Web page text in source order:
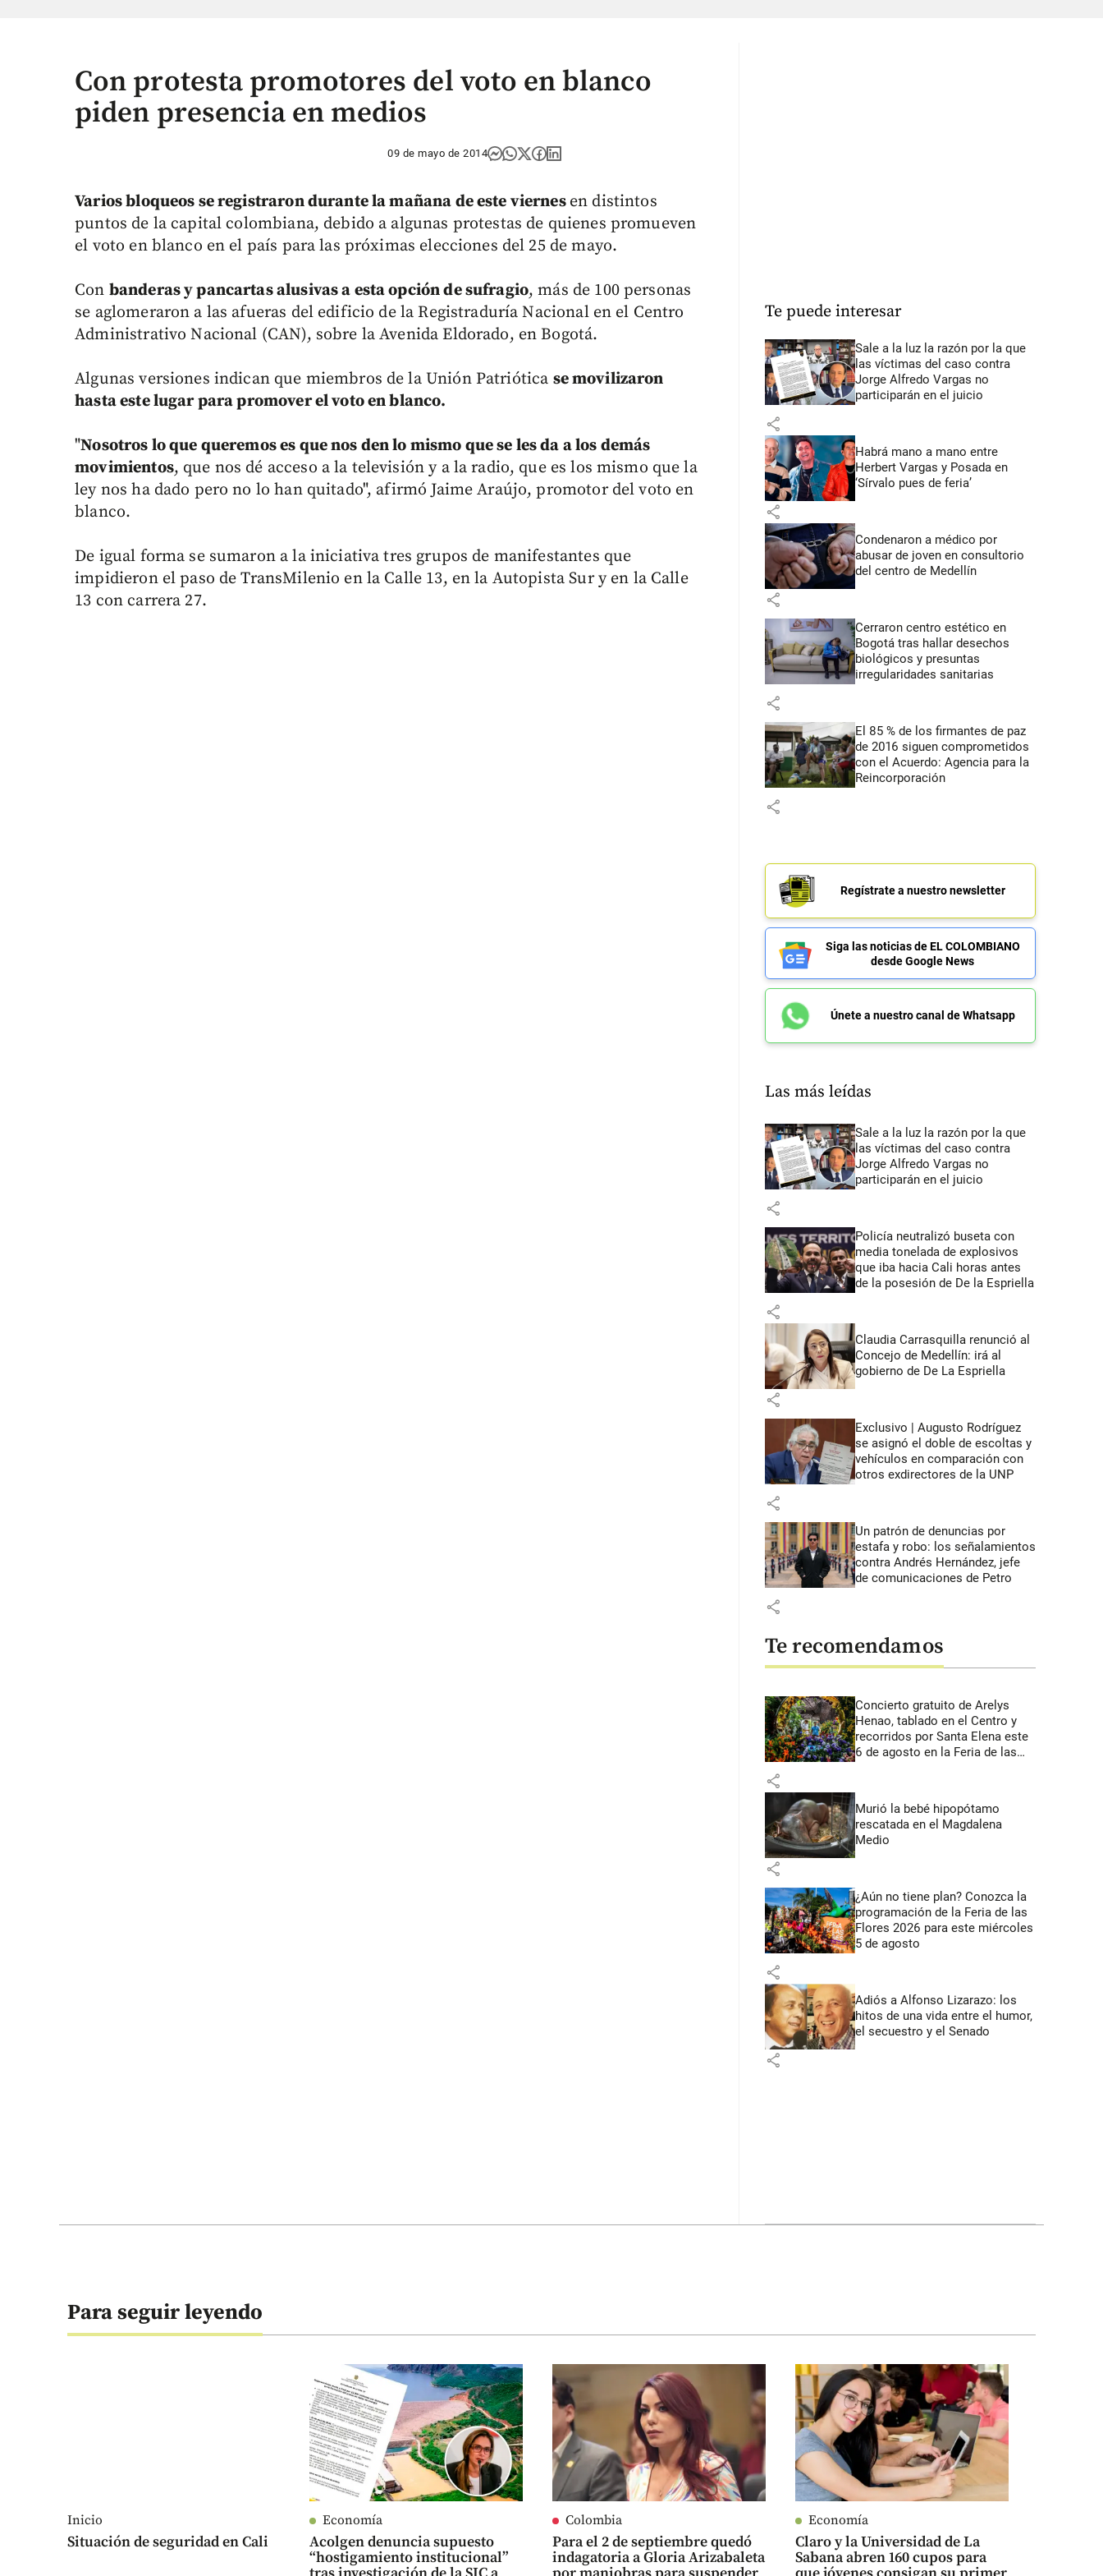
Con protesta promotores del voto en blanco
piden presencia en medios
09 de mayo de 2014
Varios bloqueos se registraron durante la mañana de este viernes en distintos
puntos de la capital colombiana, debido a algunas protestas de quienes promueven
el voto en blanco en el país para las próximas elecciones del 25 de mayo.
Con banderas y pancartas alusivas a esta opción de sufragio, más de 100 personas
se aglomeraron a las afueras del edificio de la Registraduría Nacional en el Centro
Administrativo Nacional (CAN), sobre la Avenida Eldorado, en Bogotá.
Algunas versiones indican que miembros de la Unión Patriótica se movilizaron
hasta este lugar para promover el voto en blanco.
"Nosotros lo que queremos es que nos den lo mismo que se les da a los demás
movimientos, que nos dé acceso a la televisión y a la radio, que es los mismo que la
ley nos ha dado pero no lo han quitado", afirmó Jaime Araújo, promotor del voto en
blanco.
De igual forma se sumaron a la iniciativa tres grupos de manifestantes que
impidieron el paso de TransMilenio en la Calle 13, en la Autopista Sur y en la Calle
13 con carrera 27.
Te puede interesar
Sale a la luz la razón por la que
las víctimas del caso contra
Jorge Alfredo Vargas no
participarán en el juicio
share
Habrá mano a mano entre
Herbert Vargas y Posada en
‘Sírvalo pues de feria’
share
Condenaron a médico por
abusar de joven en consultorio
del centro de Medellín
share
Cerraron centro estético en
Bogotá tras hallar desechos
biológicos y presuntas
irregularidades sanitarias
share
El 85 % de los firmantes de paz
de 2016 siguen comprometidos
con el Acuerdo: Agencia para la
Reincorporación
share
Regístrate a nuestro newsletter
Siga las noticias de EL COLOMBIANO
desde Google News
Únete a nuestro canal de Whatsapp
Las más leídas
Sale a la luz la razón por la que
las víctimas del caso contra
Jorge Alfredo Vargas no
participarán en el juicio
share
Policía neutralizó buseta con
media tonelada de explosivos
que iba hacia Cali horas antes
de la posesión de De la Espriella
share
Claudia Carrasquilla renunció al
Concejo de Medellín: irá al
gobierno de De La Espriella
share
Exclusivo | Augusto Rodríguez
se asignó el doble de escoltas y
vehículos en comparación con
otros exdirectores de la UNP
share
Un patrón de denuncias por
estafa y robo: los señalamientos
contra Andrés Hernández, jefe
de comunicaciones de Petro
share
Te recomendamos
Concierto gratuito de Arelys
Henao, tablado en el Centro y
recorridos por Santa Elena este
6 de agosto en la Feria de las
share
Murió la bebé hipopótamo
rescatada en el Magdalena
Medio
share
¿Aún no tiene plan? Conozca la
programación de la Feria de las
Flores 2026 para este miércoles
5 de agosto
share
Adiós a Alfonso Lizarazo: los
hitos de una vida entre el humor,
el secuestro y el Senado
share
Para seguir leyendo
Inicio
Situación de seguridad en Cali
Economía
Acolgen denuncia supuesto
“hostigamiento institucional”
Colombia
Para el 2 de septiembre quedó
indagatoria a Gloria Arizabaleta
Economía
Claro y la Universidad de La
Sabana abren 160 cupos para